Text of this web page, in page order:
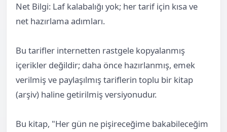
Net Bilgi: Laf kalabalığı yok; her tarif için kısa ve
net hazırlama adımları.
Bu tarifler internetten rastgele kopyalanmış
içerikler değildir; daha önce hazırlanmış, emek
verilmiş ve paylaşılmış tariflerin toplu bir kitap
(arşiv) haline getirilmiş versiyonudur.
Bu kitap, "Her gün ne pişireceğime bakabileceğim